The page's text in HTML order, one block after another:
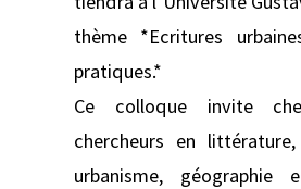
thème *Ecritures
pratiques.*
Ce colloque invite
chercheurs en
urbanisme,